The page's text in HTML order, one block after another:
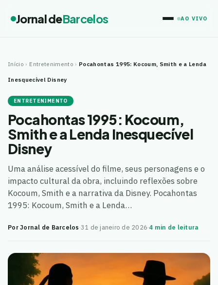
Jornal deBarcelos AO VIVO
Início › Entretenimento › Pocahontas 1995: Kocoum, Smith e a Lenda
Inesquecível Disney
ENTRETENIMENTO
Pocahontas 1995: Kocoum,
Smith e a Lenda Inesquecível
Disney
Uma análise acessível do filme, seus personagens e o
impacto cultural da obra, incluindo reflexões sobre
Kocoum, Smith e a narrativa da Disney. Pocahontas
1995: Kocoum, Smith e a Lenda…
Por Jornal de Barcelos·31 de janeiro de 2026·4 min de leitura